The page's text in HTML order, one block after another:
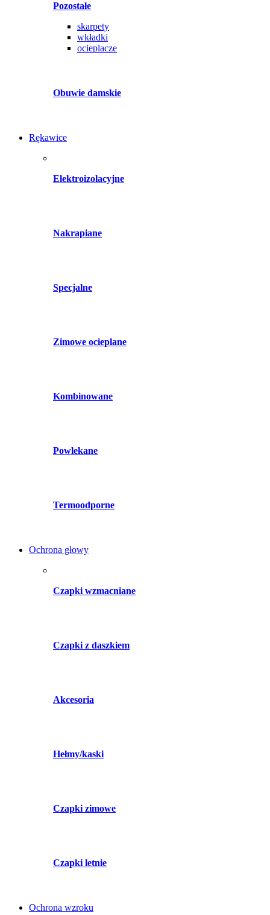
Pozostałe
skarpety
wkładki
ocieplacze
Obuwie damskie
Rękawice
Elektroizolacyjne
Nakrapiane
Specjalne
Zimowe ocieplane
Kombinowane
Powlekane
Termoodporne
Ochrona głowy
Czapki wzmacniane
Czapki z daszkiem
Akcesoria
Hełmy/kaski
Czapki zimowe
Czapki letnie
Ochrona wzroku